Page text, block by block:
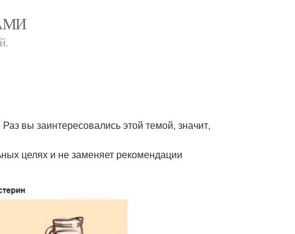
вы заинтересовались этой темой, значит,
целях и не заменяет рекомендации